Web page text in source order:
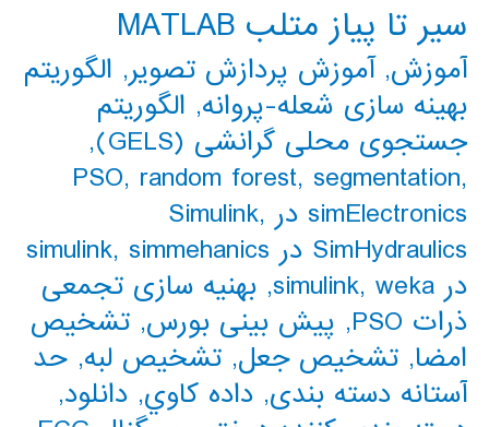
سیر تا پیاز متلب MATLAB
آموزش,آموزش پردازش تصویر, الگوریتم
بهینه سازی شعله-پروانه, الگوریتم
جستجوی محلی گرانشی (GELS)
,
PSO, random forest, segmentation,
simElectronics در Simulink
,
SimHydraulics در simulink
, simmehanics
در simulink
, weka
, بهنیه سازی تجمعی
ذرات PSO
, پیش بینی بورس, تشخیص
امضا, تشخیص جعل, تشخیص لبه, حد
آستانه دسته بندی, داده كاوي, دانلود,